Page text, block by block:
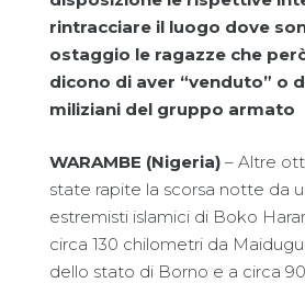
rintracciare il luogo dove
ostaggio le ragazze che
dicono di aver “venduto” o
miliziani del gruppo armato
WARAMBE (Nigeria) – Altre
state rapite la scorsa notte da
estremisti islamici di Boko
circa 130 chilometri da
dello stato di Borno e a circa